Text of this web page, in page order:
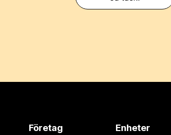
Företag Enheter